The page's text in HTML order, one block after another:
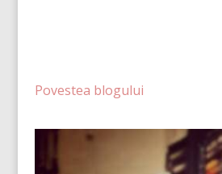
Povestea blogului